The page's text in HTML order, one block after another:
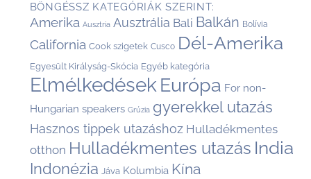
BÖNGÉSSZ KATEGÓRIÁK SZERINT:
Amerika Ausztria Ausztrália Bali Balkán Bolívia
California Cook szigetek Cusco Dél-Amerika
Egyesült Királyság-Skócia Egyéb kategória
Elmélkedések Európa For non-
Hungarian speakers Grúzia gyerekkel utazás
Hasznos tippek utazáshoz Hulladékmentes
otthon Hulladékmentes utazás India
Indonézia Jáva Kolumbia Kína